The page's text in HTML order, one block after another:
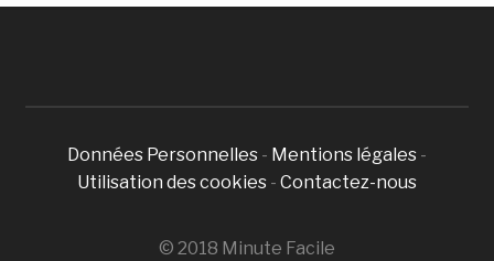
Données Personnelles - Mentions légales -
Utilisation des cookies - Contactez-nous
© 2018 Minute Facile